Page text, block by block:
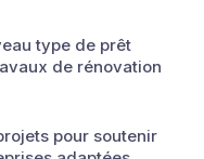
type de prêt
de rénovation
pour soutenir